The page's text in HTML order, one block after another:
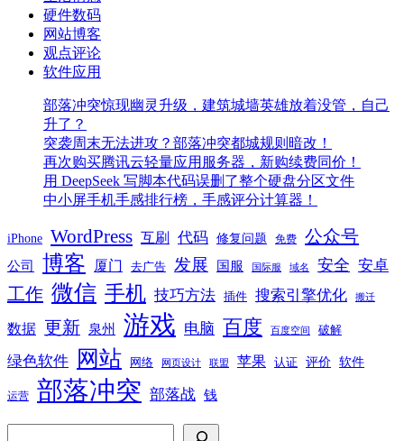
硬件数码
网站博客
观点评论
软件应用
部落冲突惊现幽灵升级，建筑城墙英雄放着没管，自己
升了？
突袭周末无法进攻？部落冲突都城规则暗改！
再次购买腾讯云轻量应用服务器，新购续费同价！
用 DeepSeek 写脚本代码误删了整个硬盘分区文件
中小屏手机手感排行榜，手感评分计算器！
iPhone WordPress 互刷 代码 修复问题 免费 公众号
公司 博客 厦门 去广告 发展 国服 国际服 域名 安全 安卓
工作 微信 手机 技巧方法 插件 搜索引擎优化 搬迁
数据 更新 泉州 游戏 电脑 百度 百度空间 破解
绿色软件 网站 网络 网页设计 联盟 苹果 认证 评价 软件
运营 部落冲突 部落战 钱